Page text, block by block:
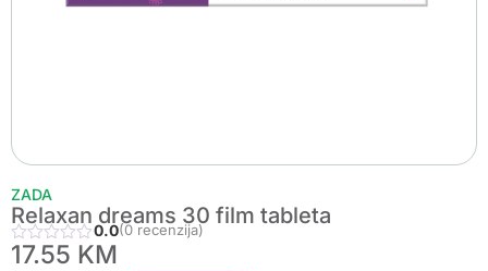
ZADA
Relaxan dreams 30 film tableta
0.0(0 recenzija)
17.55 KM